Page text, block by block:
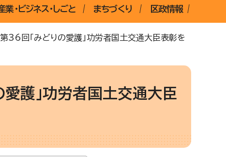
業・ビジネス・しごと まちづくり 区政情報
36回「みどりの愛護」功労者国土交通大臣表彰を
護」功労者国土交通大臣